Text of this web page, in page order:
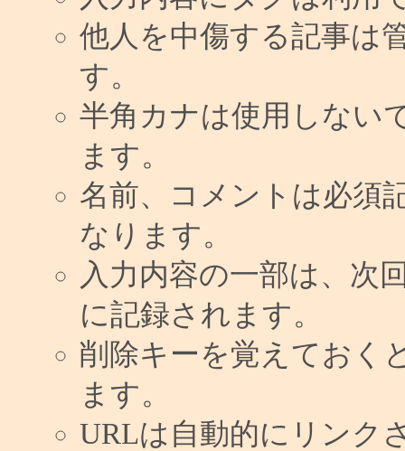
他人を中傷する記事は
す。
半角カナは使用しない
ます。
名前、コメントは必須
なります。
入力内容の一部は、次
に記録されます。
削除キーを覚えておく
ます。
URLは自動的にリンク